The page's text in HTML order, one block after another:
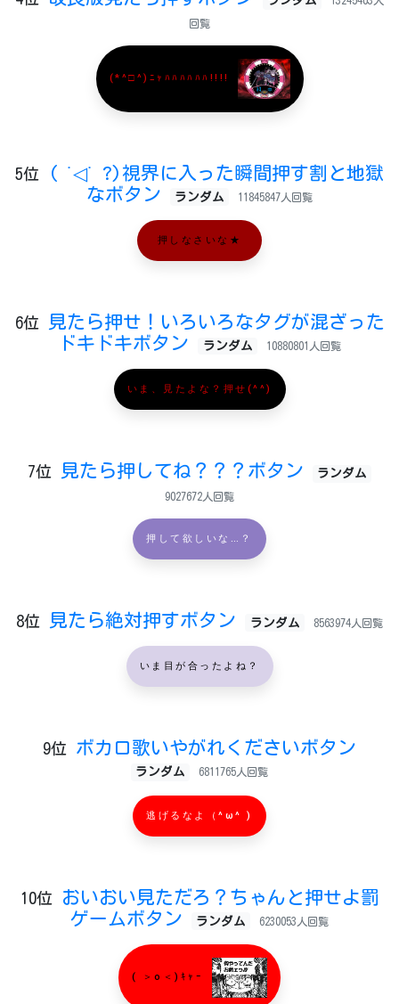
回覧
(*^□^)ﾆｬﾊﾊﾊﾊﾊﾊ!!!!
5位
( ˙◁˙ ?)視界に入った瞬間押す割と地獄
なボタン
ランダム 11845847人回覧
押しなさいな★
6位
見たら押せ！いろいろなタグが混ざった
ドキドキボタン
ランダム 10880801人回覧
いま、見たよな？押せ(^^)
7位 見たら押してね？？？ボタン ランダム
9027672人回覧
押して欲しいな…？
8位 見たら絶対押すボタン ランダム 8563974人回覧
いま目が合ったよね？
9位 ボカロ歌いやがれくださいボタン
ランダム 6811765人回覧
逃げるなよ（^ω^ )
10位
おいおい見ただろ？ちゃんと押せよ罰
ゲームボタン
ランダム 6230053人回覧
( ＞o＜)ｷｬｰ